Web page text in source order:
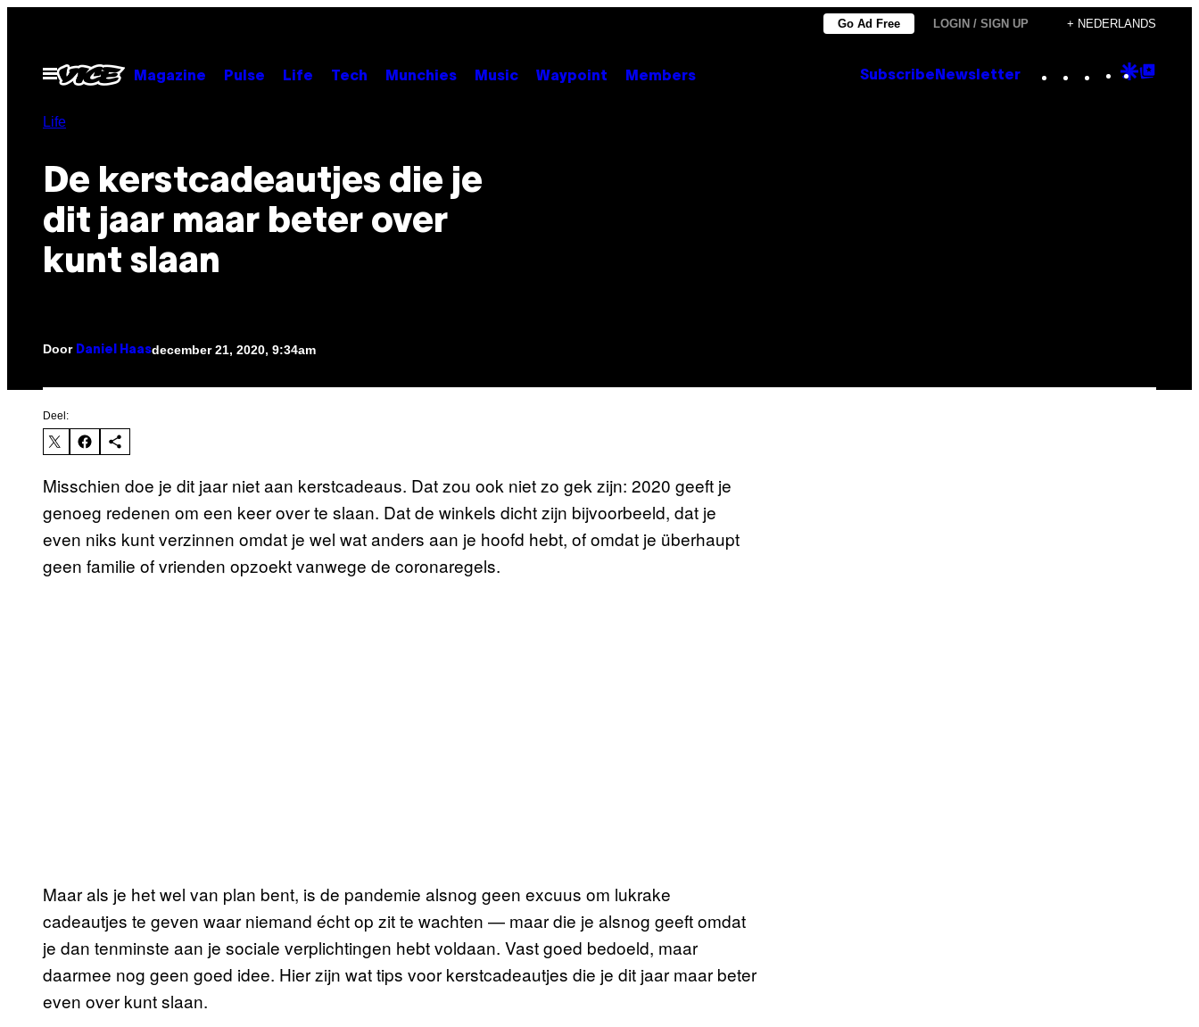
Go Ad Free LOGIN / SIGN UP + NEDERLANDS
Open
menu
Magazine Pulse Life Tech Munchies Music Waypoint Members Subscribe Newsletter Instagram
TikTok
YouTube
Google
Life
De kerstcadeautjes die je
dit jaar maar beter over
kunt slaan
Door Daniel Haasdecember 21, 2020, 9:34am
Deel:
Misschien doe je dit jaar niet aan kerstcadeaus. Dat zou ook niet zo gek zijn: 2020 geeft je
genoeg redenen om een keer over te slaan. Dat de winkels dicht zijn bijvoorbeeld, dat je
even niks kunt verzinnen omdat je wel wat anders aan je hoofd hebt, of omdat je überhaupt
geen familie of vrienden opzoekt vanwege de coronaregels.
Maar als je het wel van plan bent, is de pandemie alsnog geen excuus om lukrake
cadeautjes te geven waar niemand écht op zit te wachten — maar die je alsnog geeft omdat
je dan tenminste aan je sociale verplichtingen hebt voldaan. Vast goed bedoeld, maar
daarmee nog geen goed idee. Hier zijn wat tips voor kerstcadeautjes die je dit jaar maar beter
even over kunt slaan.